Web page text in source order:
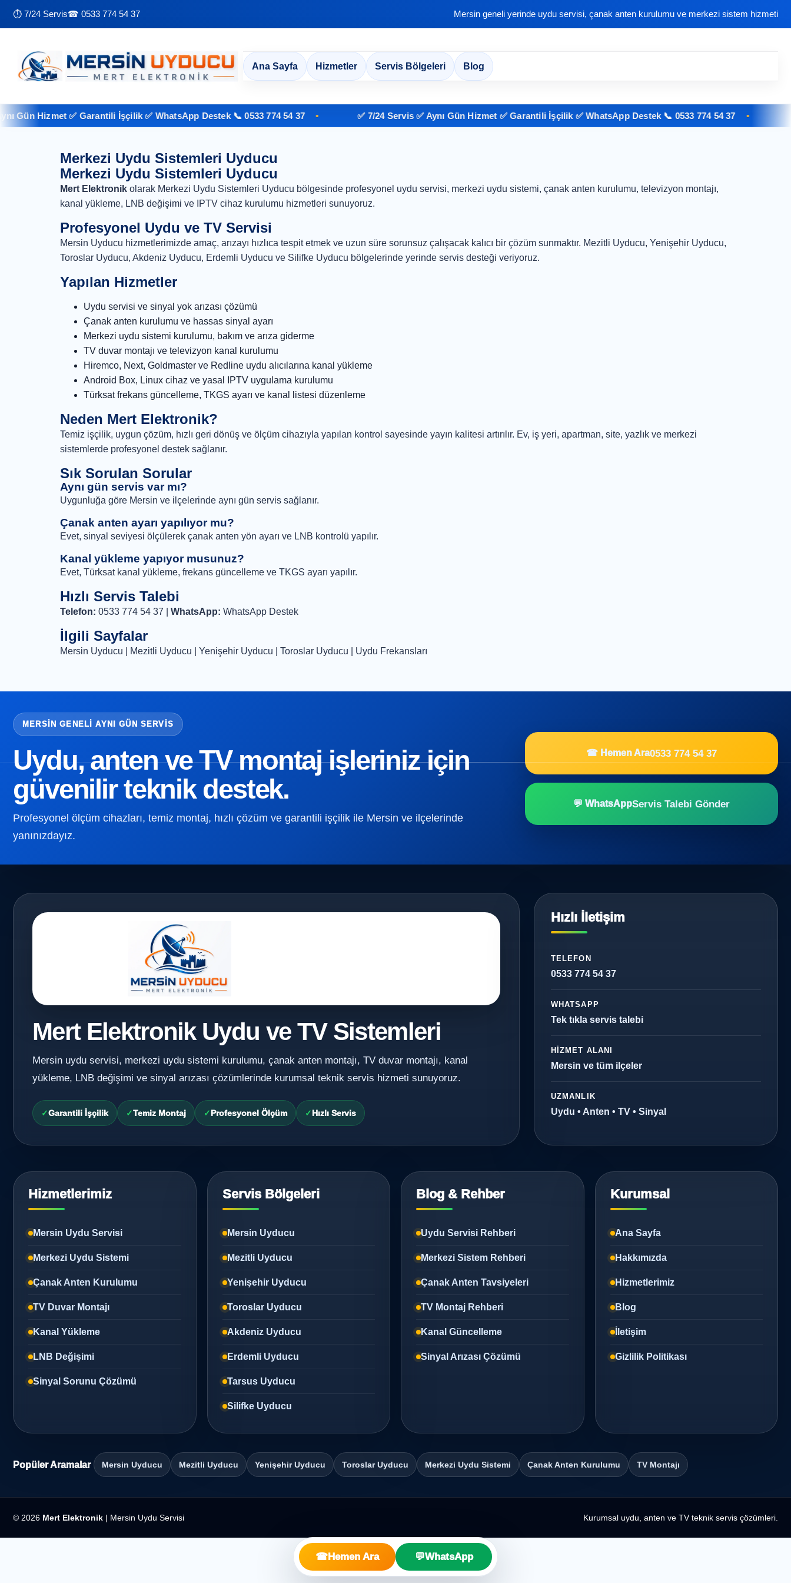
⏱ 7/24 Servis☎ 0533 774 54 37 Mersin geneli yerinde uydu servisi, çanak anten kurulumu ve merkezi sistem hizmeti
Ana Sayfa Hizmetler Servis Bölgeleri Blog
Gün Hizmet ✅ Garantili İşçilik ✅ WhatsApp Destek 📞 0533 774 54 37 ✅ 7/24 Servis ✅ Aynı Gün Hizmet ✅ Garantili İşçilik ✅ WhatsApp Destek 📞 0533 774 54 37
Merkezi Uydu Sistemleri Uyducu
Merkezi Uydu Sistemleri Uyducu
Mert Elektronik olarak Merkezi Uydu Sistemleri Uyducu bölgesinde profesyonel uydu servisi, merkezi uydu sistemi, çanak anten kurulumu, televizyon montajı,
kanal yükleme, LNB değişimi ve IPTV cihaz kurulumu hizmetleri sunuyoruz.
Profesyonel Uydu ve TV Servisi
Mersin Uyducu hizmetlerimizde amaç, arızayı hızlıca tespit etmek ve uzun süre sorunsuz çalışacak kalıcı bir çözüm sunmaktır. Mezitli Uyducu, Yenişehir Uyducu,
Toroslar Uyducu, Akdeniz Uyducu, Erdemli Uyducu ve Silifke Uyducu bölgelerinde yerinde servis desteği veriyoruz.
Yapılan Hizmetler
Uydu servisi ve sinyal yok arızası çözümü
Çanak anten kurulumu ve hassas sinyal ayarı
Merkezi uydu sistemi kurulumu, bakım ve arıza giderme
TV duvar montajı ve televizyon kanal kurulumu
Hiremco, Next, Goldmaster ve Redline uydu alıcılarına kanal yükleme
Android Box, Linux cihaz ve yasal IPTV uygulama kurulumu
Türksat frekans güncelleme, TKGS ayarı ve kanal listesi düzenleme
Neden Mert Elektronik?
Temiz işçilik, uygun çözüm, hızlı geri dönüş ve ölçüm cihazıyla yapılan kontrol sayesinde yayın kalitesi artırılır. Ev, iş yeri, apartman, site, yazlık ve merkezi
sistemlerde profesyonel destek sağlanır.
Sık Sorulan Sorular
Aynı gün servis var mı?
Uygunluğa göre Mersin ve ilçelerinde aynı gün servis sağlanır.
Çanak anten ayarı yapılıyor mu?
Evet, sinyal seviyesi ölçülerek çanak anten yön ayarı ve LNB kontrolü yapılır.
Kanal yükleme yapıyor musunuz?
Evet, Türksat kanal yükleme, frekans güncelleme ve TKGS ayarı yapılır.
Hızlı Servis Talebi
Telefon: 0533 774 54 37 WhatsApp: WhatsApp Destek
İlgili Sayfalar
Mersin Uyducu Mezitli Uyducu Yenişehir Uyducu Toroslar Uyducu Uydu Frekansları
MERSIN GENELI AYNI GÜN SERVIS
Uydu, anten ve TV montaj işleriniz için
güvenilir teknik destek.
Profesyonel ölçüm cihazları, temiz montaj, hızlı çözüm ve garantili işçilik ile Mersin ve ilçelerinde
yanınızdayız.
☎ Hemen Ara0533 774 54 37
💬 WhatsAppServis Talebi Gönder
Mert Elektronik Uydu ve TV Sistemleri
Mersin uydu servisi, merkezi uydu sistemi kurulumu, çanak anten montajı, TV duvar montajı, kanal
yükleme, LNB değişimi ve sinyal arızası çözümlerinde kurumsal teknik servis hizmeti sunuyoruz.
Garantili İşçilik Temiz Montaj Profesyonel Ölçüm Hızlı Servis
Hızlı İletişim
TELEFON
0533 774 54 37
WHATSAPP
Tek tıkla servis talebi
HIZMET ALANI
Mersin ve tüm ilçeler
UZMANLIK
Uydu • Anten • TV • Sinyal
Hizmetlerimiz
Mersin Uydu Servisi
Merkezi Uydu Sistemi
Çanak Anten Kurulumu
TV Duvar Montajı
Kanal Yükleme
LNB Değişimi
Sinyal Sorunu Çözümü
Servis Bölgeleri
Mersin Uyducu
Mezitli Uyducu
Yenişehir Uyducu
Toroslar Uyducu
Akdeniz Uyducu
Erdemli Uyducu
Tarsus Uyducu
Silifke Uyducu
Blog & Rehber
Uydu Servisi Rehberi
Merkezi Sistem Rehberi
Çanak Anten Tavsiyeleri
TV Montaj Rehberi
Kanal Güncelleme
Sinyal Arızası Çözümü
Kurumsal
Ana Sayfa
Hakkımızda
Hizmetlerimiz
Blog
İletişim
Gizlilik Politikası
Popüler Aramalar Mersin Uyducu Mezitli Uyducu Yenişehir Uyducu Toroslar Uyducu Merkezi Uydu Sistemi Çanak Anten Kurulumu TV Montajı
© 2026 Mert Elektronik | Mersin Uydu Servisi Kurumsal uydu, anten ve TV teknik servis çözümleri.
☎Hemen Ara 💬WhatsApp